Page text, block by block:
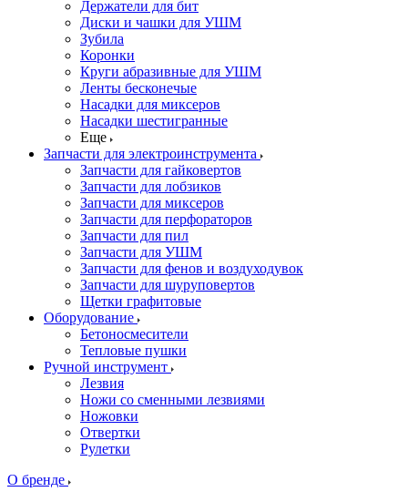
Держатели для бит
Диски и чашки для УШМ
Зубила
Коронки
Круги абразивные для УШМ
Ленты бесконечые
Насадки для миксеров
Насадки шестигранные
Еще
Запчасти для электроинструмента
Запчасти для гайковертов
Запчасти для лобзиков
Запчасти для миксеров
Запчасти для перфораторов
Запчасти для пил
Запчасти для УШМ
Запчасти для фенов и воздуходувок
Запчасти для шуруповертов
Щетки графитовые
Оборудование
Бетоносмесители
Тепловые пушки
Ручной инструмент
Лезвия
Ножи со сменными лезвиями
Ножовки
Отвертки
Рулетки
О бренде